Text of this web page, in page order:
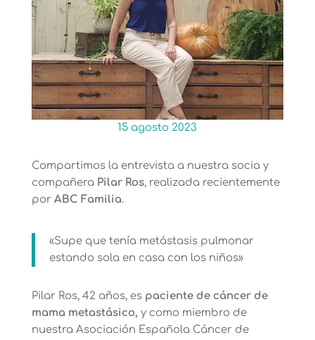
15 agosto 2023
Compartimos la entrevista a nuestra socia y
compañeraPilar Ros, realizada recientemente
por ABC Familia.
«Supe que tenía metástasis pulmonar
estando sola en casa con los niños»
Pilar Ros, 42 años, es paciente de cáncer de
mama metastásico, y como miembro de
nuestra Asociación Española Cáncer de